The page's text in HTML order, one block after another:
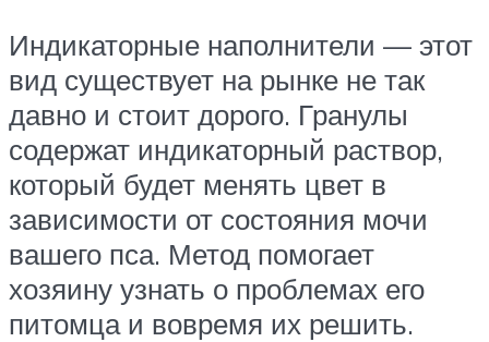
Индикаторные наполнители — этот
вид существует на рынке не так
давно и стоит дорого. Гранулы
содержат индикаторный раствор,
который будет менять цвет в
зависимости от состояния мочи
вашего пса. Метод помогает
хозяину узнать о проблемах его
питомца и вовремя их решить.